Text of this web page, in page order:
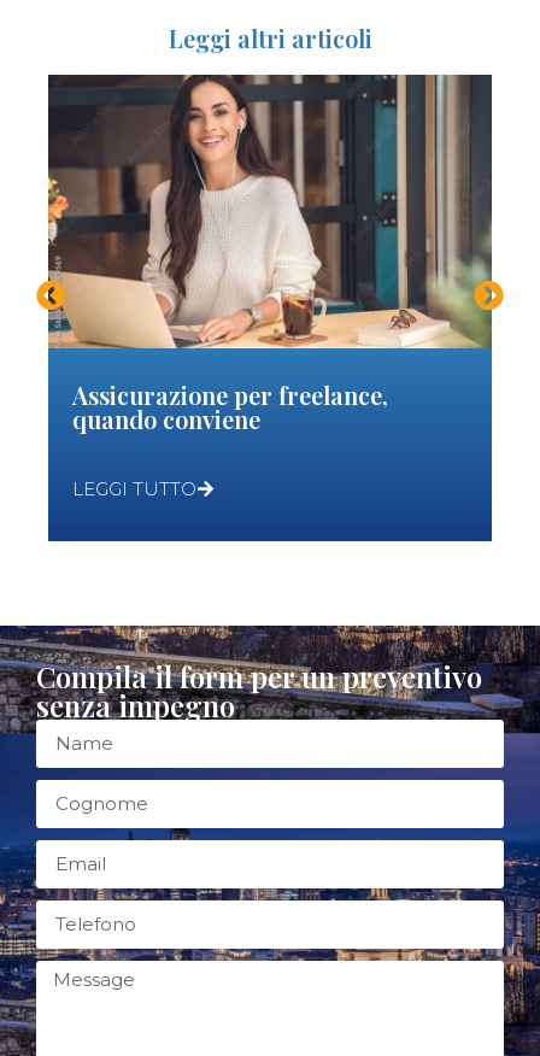
Leggi altri articoli
Assicurazione per freelance,
quando conviene
LEGGI TUTTO
Compila il form per un preventivo
senza impegno